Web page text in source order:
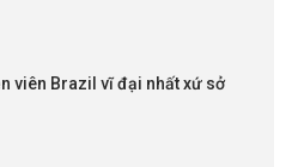
viên Brazil vĩ đại nhất xứ sở